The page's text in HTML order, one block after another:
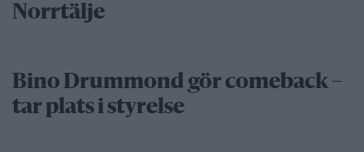
Norrtälje
Bino Drummond gör comeback –
tar plats i styrelse